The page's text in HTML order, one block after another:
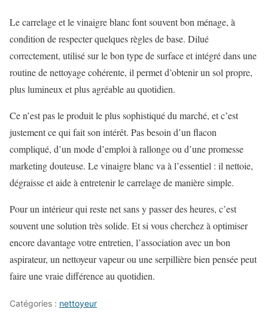
Le carrelage et le vinaigre blanc font souvent bon ménage, à
condition de respecter quelques règles de base. Dilué
correctement, utilisé sur le bon type de surface et intégré dans une
routine de nettoyage cohérente, il permet d’obtenir un sol propre,
plus lumineux et plus agréable au quotidien.
Ce n’est pas le produit le plus sophistiqué du marché, et c’est
justement ce qui fait son intérêt. Pas besoin d’un flacon
compliqué, d’un mode d’emploi à rallonge ou d’une promesse
marketing douteuse. Le vinaigre blanc va à l’essentiel : il nettoie,
dégraisse et aide à entretenir le carrelage de manière simple.
Pour un intérieur qui reste net sans y passer des heures, c’est
souvent une solution très solide. Et si vous cherchez à optimiser
encore davantage votre entretien, l’association avec un bon
aspirateur, un nettoyeur vapeur ou une serpillière bien pensée peut
faire une vraie différence au quotidien.
Catégories : nettoyeur